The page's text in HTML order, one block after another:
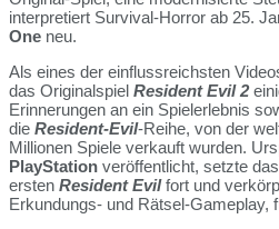
interpretiert Survival-Horror ab 25.
One neu.
Als eines der einflussreichsten
das Originalspiel Resident Evil 2
Erinnerungen an ein Spielerlebnis
die Resident-Evil-Reihe, von der
Millionen Spiele verkauft wurden.
PlayStation veröffentlicht, setzte
ersten Resident Evil fort und
Erkundungs- und Rätsel-Gameplay,